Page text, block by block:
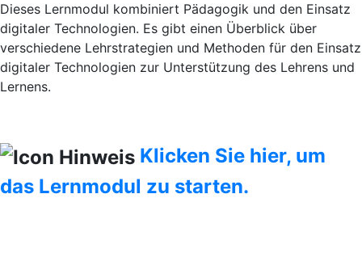
Dieses Lernmodul kombiniert Pädagogik und den Einsatz
digitaler Technologien. Es gibt einen Überblick über
verschiedene Lehrstrategien und Methoden für den Einsatz
digitaler Technologien zur Unterstützung des Lehrens und
Lernens.
Klicken Sie hier, um
das Lernmodul zu starten.